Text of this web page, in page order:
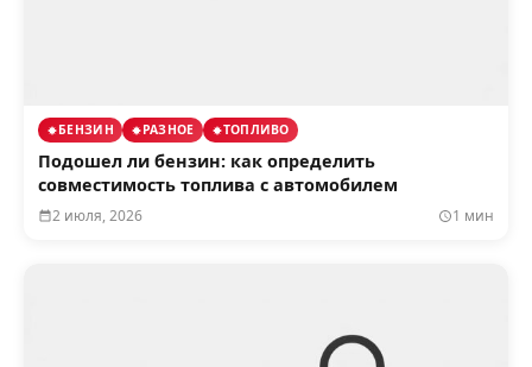
БЕНЗИН РАЗНОЕ ТОПЛИВО
Подошел ли бензин: как определить
совместимость топлива с автомобилем
2 июля, 2026 1 мин